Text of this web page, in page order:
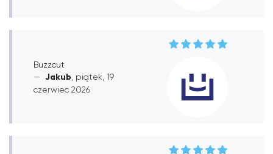
Buzzcut
Jakub , piątek, 19
czerwiec 2026